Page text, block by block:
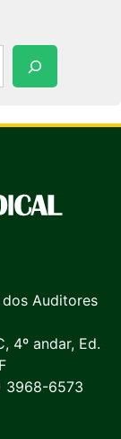
Auditores
4º andar, Ed.
3968-6573